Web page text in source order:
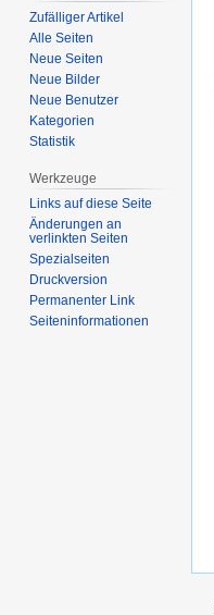
Zufälliger Artikel
Alle Seiten
Neue Seiten
Neue Bilder
Neue Benutzer
Kategorien
Statistik
Werkzeuge
Links auf diese Seite
Änderungen an
verlinkten Seiten
Spezialseiten
Druckversion
Permanenter Link
Seiten­­informationen